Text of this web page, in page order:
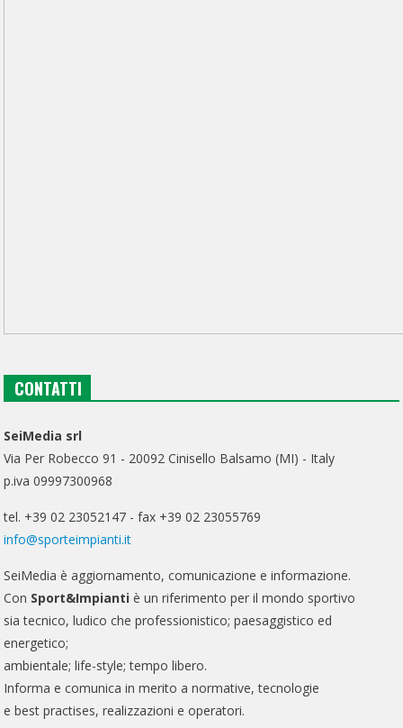
CONTATTI
SeiMedia srl
Via Per Robecco 91 - 20092 Cinisello Balsamo (MI) - Italy
p.iva 09997300968
tel. +39 02 23052147 - fax +39 02 23055769
info@sporteimpianti.it
SeiMedia è aggiornamento, comunicazione e informazione.
Con Sport&Impianti è un riferimento per il mondo sportivo
sia tecnico, ludico che professionistico; paesaggistico ed
energetico;
ambientale; life-style; tempo libero.
Informa e comunica in merito a normative, tecnologie
e best practises, realizzazioni e operatori.